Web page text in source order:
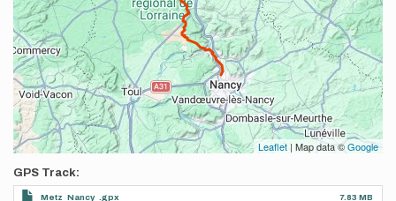
Leaflet | Map data ©Google
GPS Track
Metz_Nancy_.gpx 7.83 MB